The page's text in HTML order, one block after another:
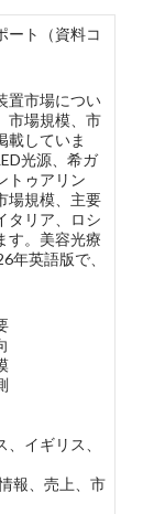
ート（資料コ
置市場につい
市場規模、市
載していま
光源、希ガ
トゥアリン
場規模、主要
タリア、ロシ
す。美容光療
年英語版で、
イギリス、
報、売上、市